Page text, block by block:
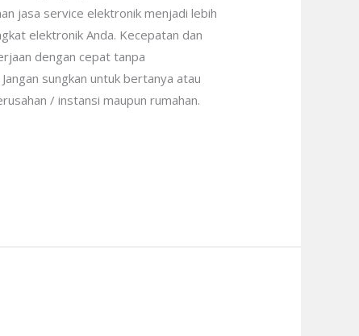
jasa service elektronik menjadi lebih
elektronik Anda. Kecepatan dan
dengan cepat tanpa
sungkan untuk bertanya atau
/ instansi maupun rumahan.